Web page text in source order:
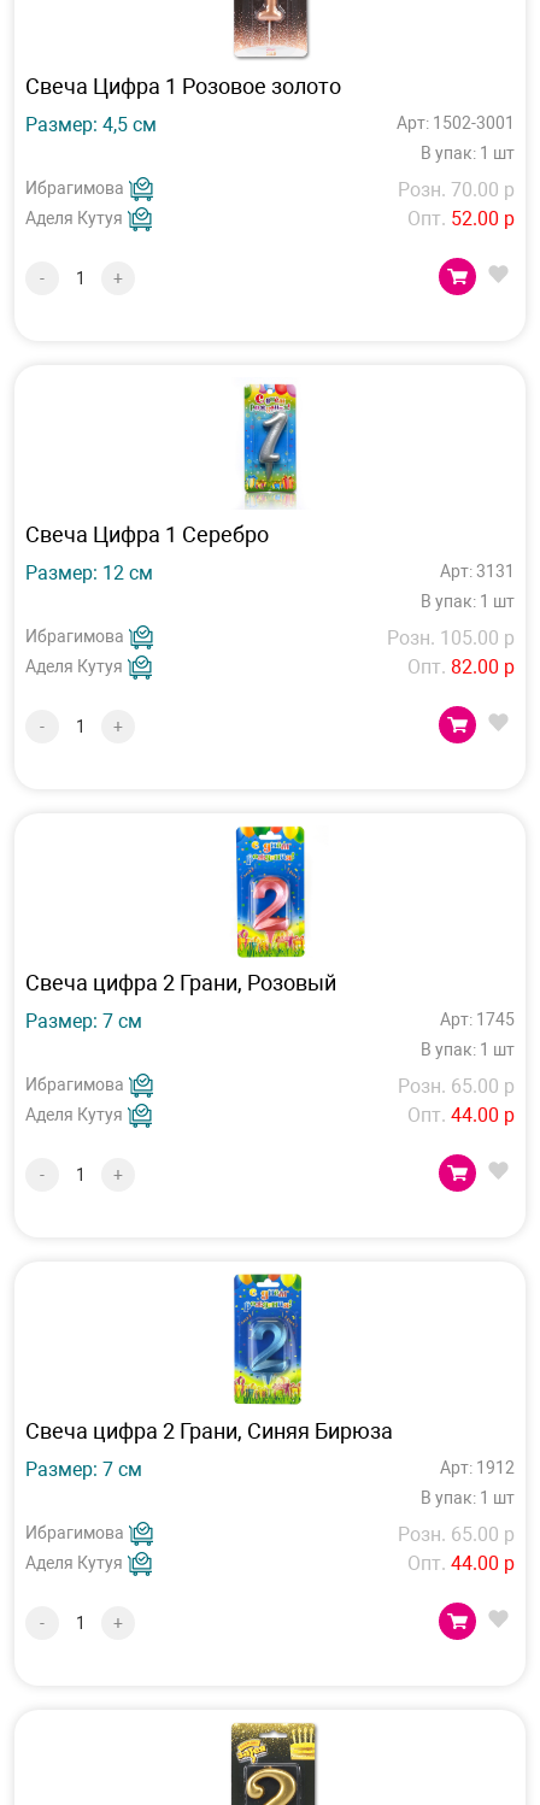
Свеча Цифра 1 Розовое золото
Размер: 4,5 см
Арт: 1502-3001
В упак: 1 шт
Ибрагимова
Аделя Кутуя
Розн. 70.00 р
Опт. 52.00 р
- +
Свеча Цифра 1 Серебро
Размер: 12 см
Арт: 3131
В упак: 1 шт
Ибрагимова
Аделя Кутуя
Розн. 105.00 р
Опт. 82.00 р
- +
Свеча цифра 2 Грани, Розовый
Размер: 7 см
Арт: 1745
В упак: 1 шт
Ибрагимова
Аделя Кутуя
Розн. 65.00 р
Опт. 44.00 р
- +
Свеча цифра 2 Грани, Синяя Бирюза
Размер: 7 см
Арт: 1912
В упак: 1 шт
Ибрагимова
Аделя Кутуя
Розн. 65.00 р
Опт. 44.00 р
- +